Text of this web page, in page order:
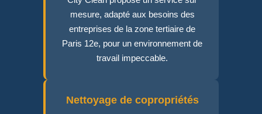
mesure, adapté aux besoins des
entreprises de la zone tertiaire de
Paris 12e, pour un environnement de
travail impeccable.
Nettoyage de copropriétés